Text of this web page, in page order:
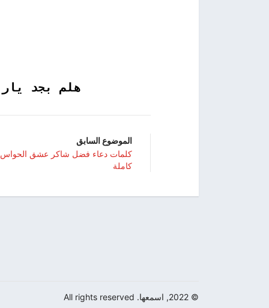
هلم بجد
الموضوع السابق
كاملة
© 2022, اسمعها. All rights reserved